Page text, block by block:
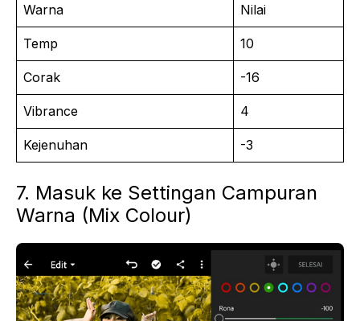
Warna Nilai
Temp 10
Corak -16
Vibrance 4
Kejenuhan -3
7. Masuk ke Settingan Campuran
Warna (Mix Colour)